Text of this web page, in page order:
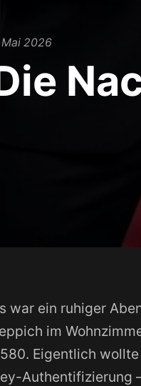
2026
war ein ruhiger
im
Eigentlich
Authentifizierung